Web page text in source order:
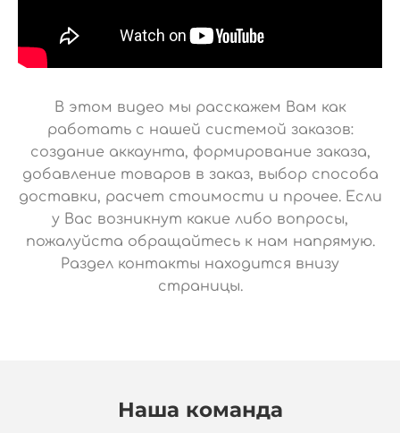
В этом видео мы расскажем Вам как
работать с нашей системой заказов:
создание аккаунта, формирование заказа,
добавление товаров в заказ, выбор способа
доставки, расчет стоимости и прочее. Если
у Вас возникнут какие либо вопросы,
пожалуйста обращайтесь к нам напрямую.
Раздел контакты находится внизу
страницы.
Наша команда